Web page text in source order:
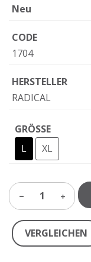
Neu
CODE
1704
HERSTELLER
RADICAL
GRÖSSE
L
XL
1
VERGLEICHEN